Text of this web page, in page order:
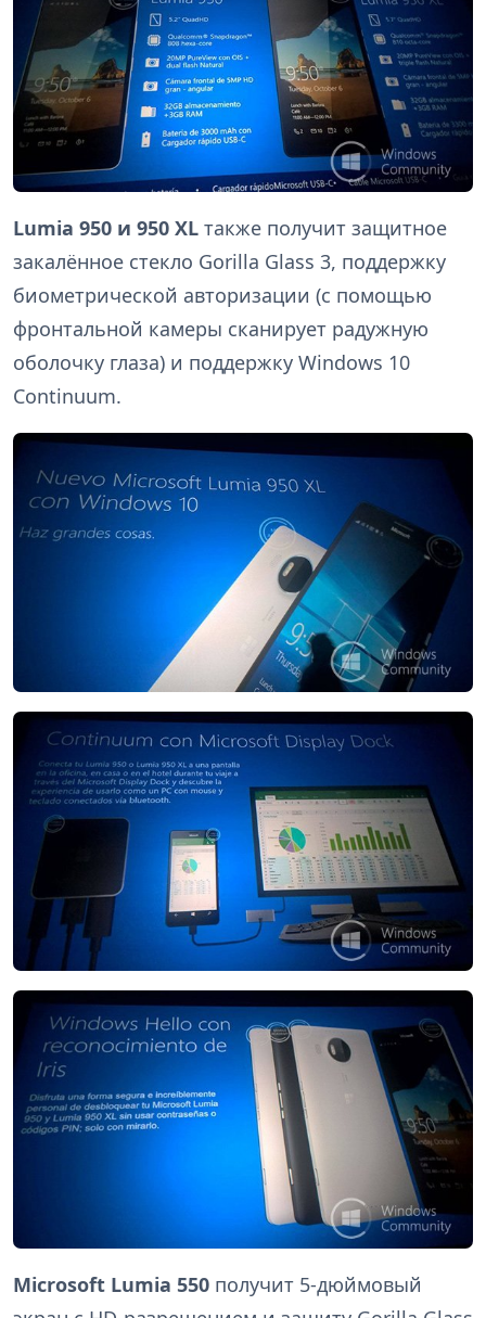
Lumia 950 и 950 XL также получит защитное
закалённое стекло Gorilla Glass 3, поддержку
биометрической авторизации (с помощью
фронтальной камеры сканирует радужную
оболочку глаза) и поддержку Windows 10
Continuum.
Microsoft Lumia 550 получит 5-дюймовый